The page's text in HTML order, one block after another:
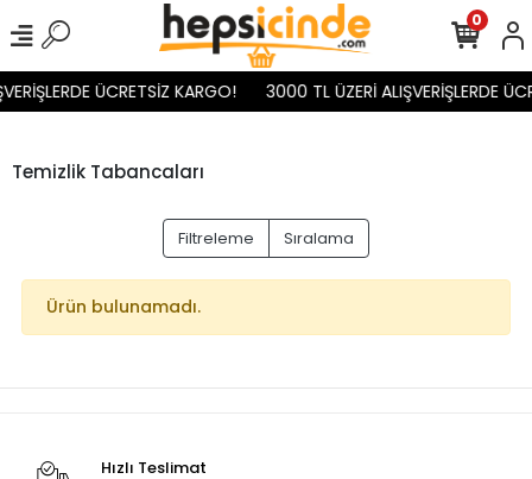
ÜCRETSİZ KARGO! 3000 TL ÜZERİ ALIŞVERİŞLERDE
0
Temizlik Tabancaları
Filtreleme Sıralama
Ürün bulunamadı.
Hızlı Teslimat